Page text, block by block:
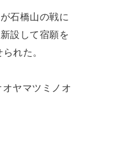
石橋山の戦に
設して宿願を
れた。
ヤマツミノオ